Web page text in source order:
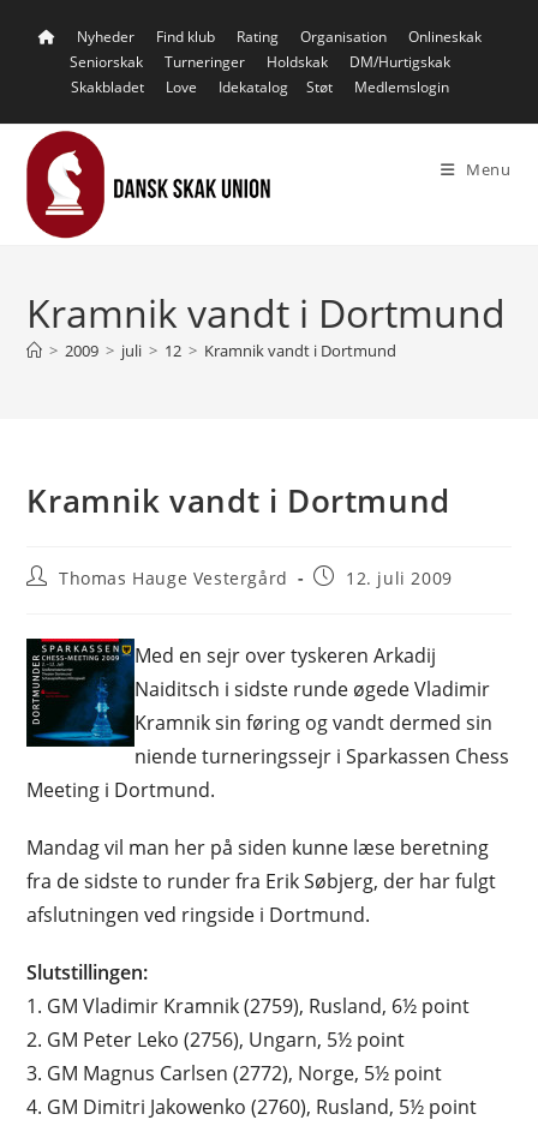
Nyheder Find klub Rating Organisation
Onlineskak
Seniorskak
Turneringer Holdskak
DM/Hurtigskak
Skakbladet
Love Idekatalog Støt Medlemslogin
Menu
Kramnik vandt i Dortmund
> 2009 > juli > 12 > Kramnik vandt i Dortmund
Kramnik vandt i Dortmund
PostThomas Hauge Vestergård
Post12. juli 2009
Med en sejr over tyskeren Arkadij
Naiditsch i sidste runde øgede Vladimir
Kramnik sin føring og vandt dermed sin
niende turneringssejr i Sparkassen Chess
Meeting i Dortmund.
Mandag vil man her på siden kunne læse beretning
fra de sidste to runder fra Erik Søbjerg, der har fulgt
afslutningen ved ringside i Dortmund.
Slutstillingen:
1. GM Vladimir Kramnik (2759), Rusland, 6½ point
2. GM Peter Leko (2756), Ungarn, 5½ point
3. GM Magnus Carlsen (2772), Norge, 5½ point
4. GM Dimitri Jakowenko (2760), Rusland, 5½ point